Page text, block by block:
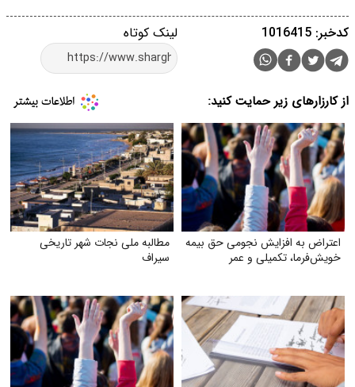
لینک کوتاه کدخبر: 1016415
از کارزارهای زیر حمایت کنید:
اعتراض به افزایش نجومی حق بیمه
خویش‌فرما، تکمیلی و عمر
مطالبه ملی نجات شهر تاریخی
سیراف